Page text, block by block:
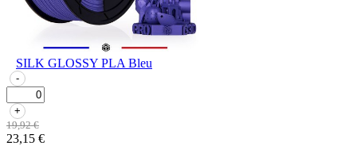
SILK GLOSSY PLA Bleu
-
+
19,92 €
23,15 €